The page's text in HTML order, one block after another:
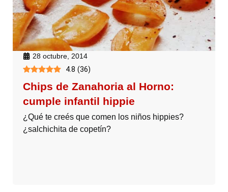
28 octubre, 2014
4.8 (36)
Chips de Zanahoria al Horno:
cumple infantil hippie
¿Qué te creés que comen los niños hippies?
¿salchichita de copetín?